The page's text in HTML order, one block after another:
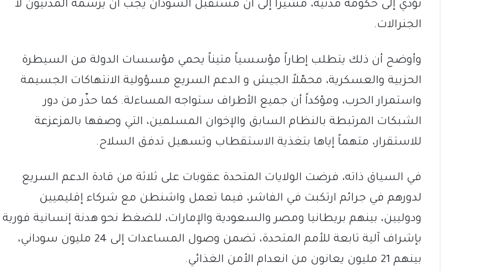
تؤدي إلى حكومة مدنية، مشيراً إلى أن مستقبل السودان يجب أن يرسمه المدنيون لا
الجنرالات.
وأوضح أن ذلك يتطلب إطاراً مؤسسياً متيناً يحمي مؤسسات الدولة من السيطرة
الحزبية والعسكرية، محمّلاً الجيش و الدعم السريع مسؤولية الانتهاكات الجسيمة
واستمرار الحرب، ومؤكداً أن جميع الأطراف ستواجه المساءلة. كما حذّر من دور
الشبكات المرتبطة بالنظام السابق والإخوان المسلمين، التي وصفها بالمزعزعة
للاستقرار، متهماً إياها بتغذية الاستقطاب وتسهيل تدفق السلاح.
في السياق ذاته، فرضت الولايات المتحدة عقوبات على ثلاثة من قادة الدعم السريع
لدورهم في جرائم ارتكبت في الفاشر، فيما تعمل واشنطن مع شركاء إقليميين
ودوليين، بينهم بريطانيا ومصر والسعودية والإمارات، للضغط نحو هدنة إنسانية فورية
بإشراف آلية تابعة للأمم المتحدة، تضمن وصول المساعدات إلى 24 مليون سوداني،
بينهم 21 مليون يعانون من انعدام الأمن الغذائي.